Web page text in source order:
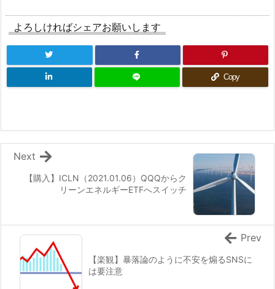
よろしければシェアお願いします
Copy
【購入】ICLN（2021.01.06）QQQからク
リーンエネルギーETFへスイッチ
Next
【楽観】暴落論のように不安を煽るSNSに
は要注意
Prev